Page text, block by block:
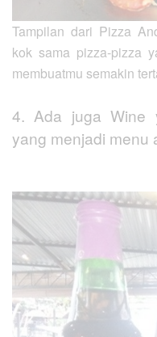
Tampilan dari Pizza
kok sama pizza-pizza
membuatmu semakin
4. Ada juga Wine
yang menjadi menu